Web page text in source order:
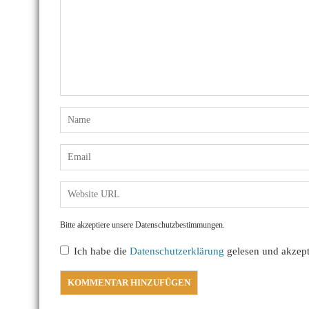
Bitte akzeptiere unsere Datenschutzbestimmungen.
Ich habe die Datenschutzerklärung gelesen und